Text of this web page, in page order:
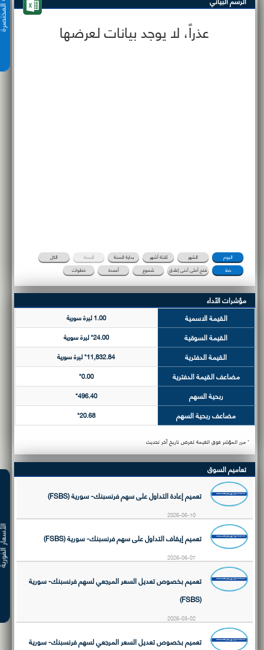
عذراً، لا يوجد بيانات لعرضها
اليوم الشهر ثلاثة أشهر بداية السنة السنة
الكل
خط
فتح أعلى أدنى إغلاق شموع أعمدة خطوات
مؤشرات الأداء
القيمة الاسمية
1.00 ليرة سورية
القيمة السوقية 24.00* ليرة سورية
القيمة الدفترية 11,832.84* ليرة سورية
مضاعف القيمة الدفترية 0.00*
ربحية السهم 496.40*
مضاعف ربحية السهم 20.68*
* مرر المؤشر فوق القيمة لعرض تاريخ آخر تحديث
تعاميم السوق
تعميم إعادة التداول على سهم فرنسبنك- سورية (FSBS)
2026-06-10
تعميم إيقاف التداول على سهم فرنسبنك- سورية (FSBS)
2026-06-07
تعميم بخصوص تعديل السعر المرجعي لسهم فرنسبنك- سورية
(FSBS)
2026-03-02
تعميم بخصوص تعديل السعر المرجعي لسهم فرنسبنك- سورية